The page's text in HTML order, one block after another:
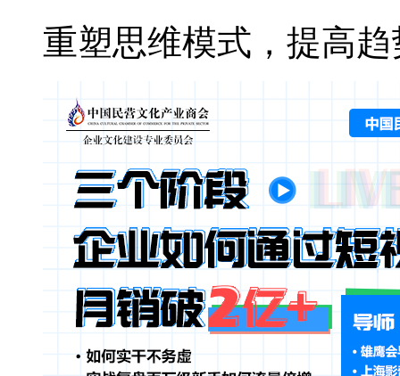
重塑思维模式，提高